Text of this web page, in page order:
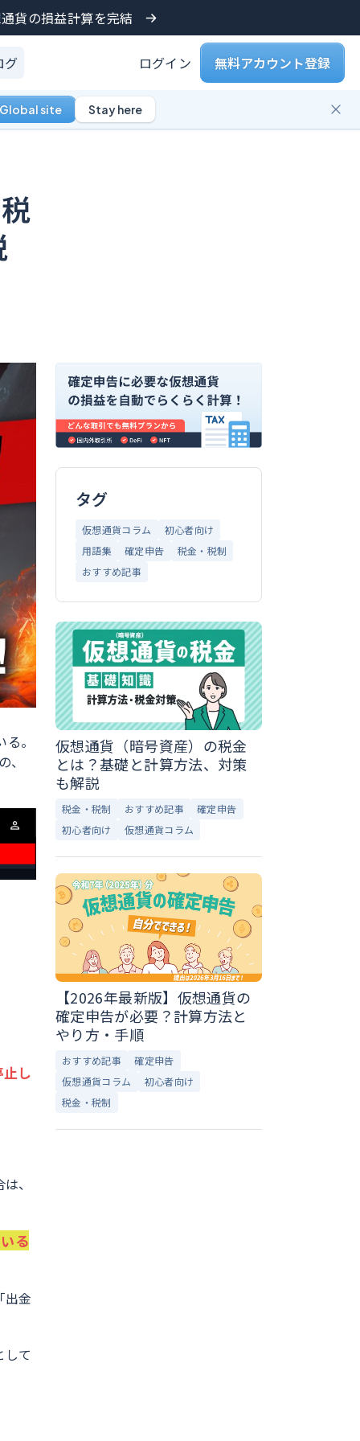
貨の損益計算を完結
グ ログイン 無料アカウント登録
site Stay here
。
し
、
る
出金
て
タグ
仮想通貨コラム
初心者向け
用語集
確定申告
税金・税制
おすすめ記事
仮想通貨（暗号資産）の税金
とは？基礎と計算方法、対策
も解説
税金・税制 おすすめ記事
確定申告
初心者向け
仮想通貨コラム
【2026年最新版】仮想通貨の
確定申告が必要？計算方法と
やり方・手順
おすすめ記事
確定申告
仮想通貨コラム
初心者向け
税金・税制